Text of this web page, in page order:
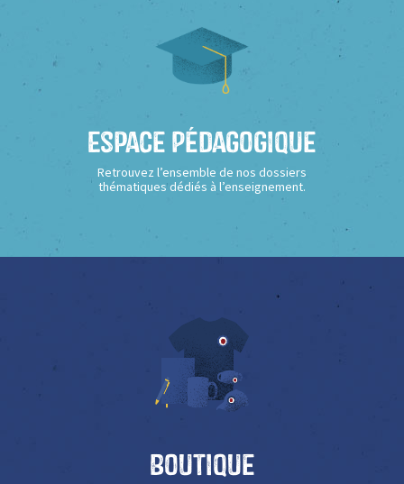
Espace Pédagogique
Retrouvez l’ensemble de nos dossiers
thématiques dédiés à l’enseignement.
Boutique